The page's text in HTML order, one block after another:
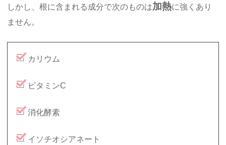
しかし、根に含まれる成分で次のものは加熱に強くあり
ません。
カリウム
ビタミンC
消化酵素
イソチオシアネート